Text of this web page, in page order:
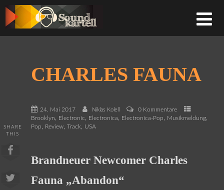
CHARLES FAUNA
24. Mai 2017 Niklas Kolell
0 Kommentare
Brooklyn, Electronic, Electronica, Electronica-Pop, Musikmeldung,
Pop, Review, Track, USA
SHARE
THIS
Brandneuer Newcomer Charles
Fauna „Abandon“